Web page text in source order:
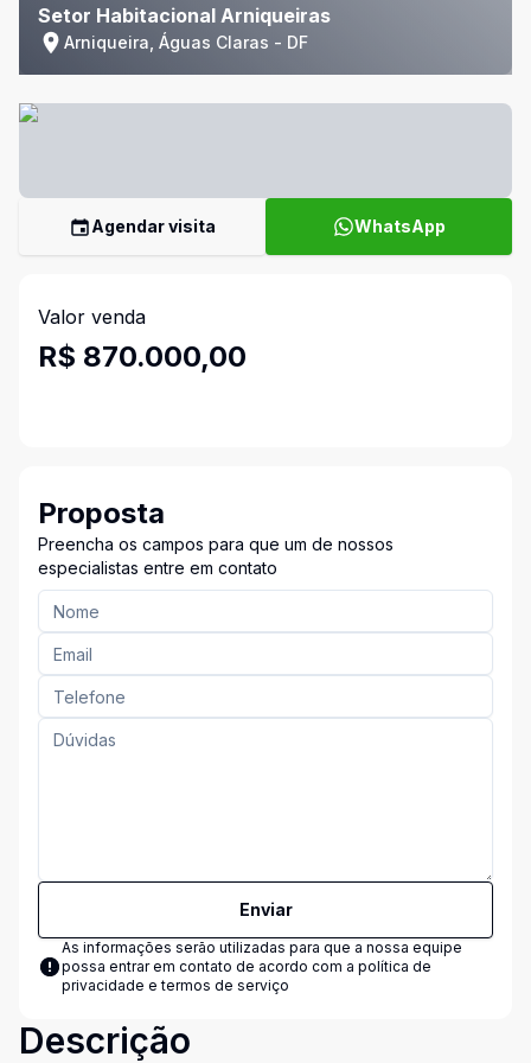
Setor Habitacional Arniqueiras
Arniqueira, Águas Claras - DF
Agendar visita WhatsApp
Valor venda
R$ 870.000,00
Proposta
Preencha os campos para que um de nossos
especialistas entre em contato
Enviar
As informações serão utilizadas para que a nossa equipe
possa entrar em contato de acordo com a política de
privacidade e termos de serviço
Descrição